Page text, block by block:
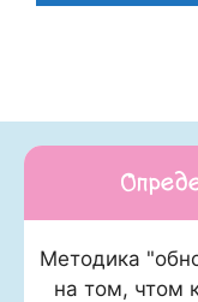
Методика
на том, чтом